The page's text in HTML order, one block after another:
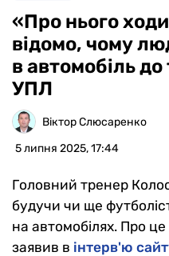
АНАЛІТИКА
ІНТЕРВ'Ю
РІЗНЕ
БУКМЕКЕРИ
«Про нього
відомо, чому
в автомобіль
УПЛ
Віктор Слюсаренко
5 липня 2025, 17:44
Головний тренер
будучи чи ще
на автомобілях. Про
заявив в інтерв'ю